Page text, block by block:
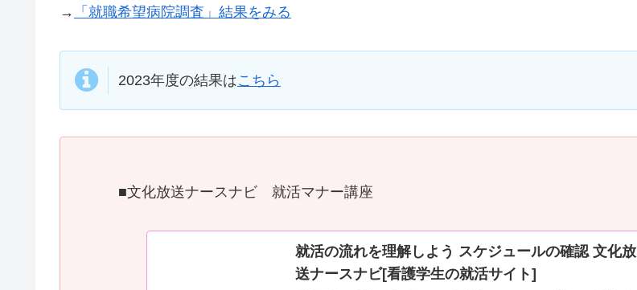
→ 「就職希望病院調査」結果をみる
2023年度の結果はこちら
■文化放送ナースナビ 就活マナー講座
就活の流れを理解しよう スケジュールの確認 文化放
送ナースナビ[看護学生の就活サイト]